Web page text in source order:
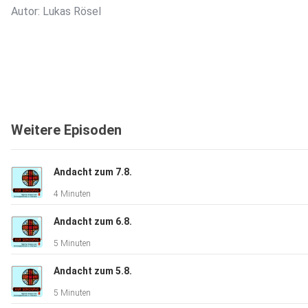
Autor: Lukas Rösel
Weitere Episoden
Andacht zum 7.8.
4 Minuten
Andacht zum 6.8.
5 Minuten
Andacht zum 5.8.
5 Minuten